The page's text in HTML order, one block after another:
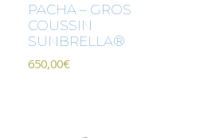
PACHA – GROS
COUSSIN
SUNBRELLA®
650,00€